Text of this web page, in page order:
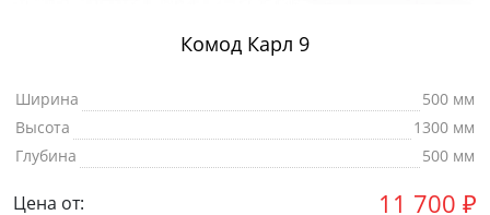
Комод Карл 9
Ширина
500 мм
Высота
1300 мм
Глубина
500 мм
Цена от: 11 700 ₽